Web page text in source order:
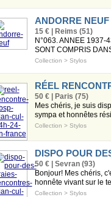
ANDORRE NEUF
15 € | Reims (51)
N°063. ANNEE 1937-
SONT COMPRIS
Collection > Stylos
RÉEL
50 € | Paris (75)
Mes chéris, je suis
sympa et honnêtes
Collection > Stylos
DISPO POUR
50 € | Sevran (93)
Bonjour! Mes chéris,
honnête vivant sur le
Collection > Stylos